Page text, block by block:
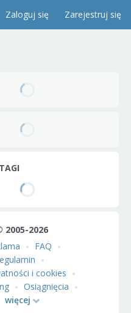
Zaloguj się Zarejestruj się
2005-2026
FAQ
i cookies
Osiągnięcia
więcej